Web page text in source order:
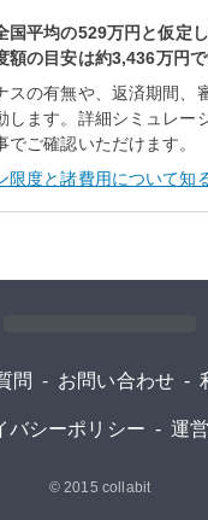
国平均の529万円と仮定
額の目安は約3,436万円で
スの有無や、返済期間、
します。詳細シミュレー
でご確認いただけます。
限度と諸費用について知
問 - お問い合わせ -
バシーポリシー - 運
© 2015 collabit